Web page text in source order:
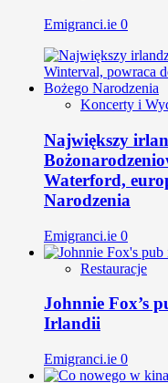
Emigranci.ie 0
Koncerty i
Największy
Waterford,
Narodzenia
Emigranci.ie 0
Restauracje
Johnnie Fox’s
Irlandii
Emigranci.ie 0